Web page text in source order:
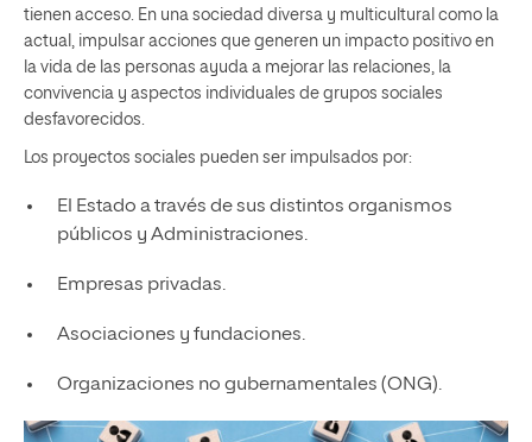
tienen acceso. En una sociedad diversa y multicultural como la
actual, impulsar acciones que generen un impacto positivo en
la vida de las personas ayuda a mejorar las relaciones, la
convivencia y aspectos individuales de grupos sociales
desfavorecidos.
Los proyectos sociales pueden ser impulsados por:
El Estado a través de sus distintos organismos
públicos y Administraciones.
Empresas privadas.
Asociaciones y fundaciones.
Organizaciones no gubernamentales (ONG).